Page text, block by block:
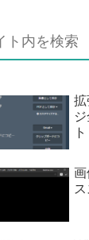
拡
ト
画